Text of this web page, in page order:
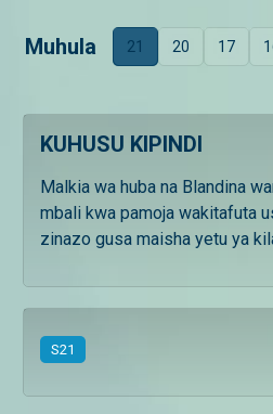
Muhula 21 20 17
KUHUSU KIPINDI
Malkia wa huba na Blandina
mbali kwa pamoja wakitafuta
zinazo gusa maisha yetu ya
S21